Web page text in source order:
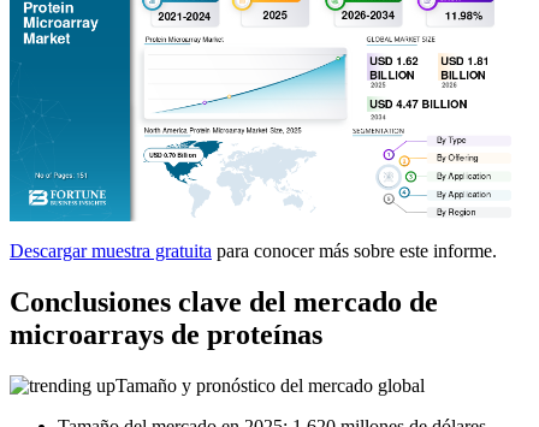
Descargar muestra gratuita para conocer más sobre este informe.
Conclusiones clave del mercado de
microarrays de proteínas
Tamaño y pronóstico del mercado global